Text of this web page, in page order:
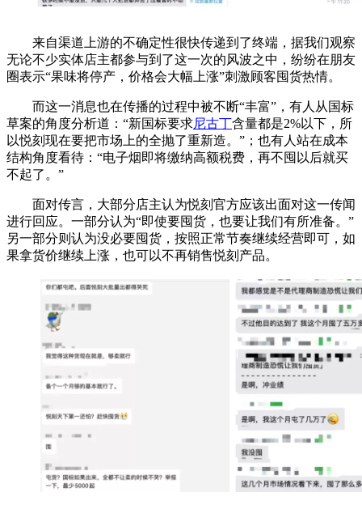
来自渠道上游的不确定性很快传递到了终端，据我们观察
无论不少实体店主都参与到了这一次的风波之中，纷纷在朋友
圈表示“果味将停产，价格会大幅上涨”刺激顾客囤货热情。
而这一消息也在传播的过程中被不断“丰富”，有人从国标
草案的角度分析道：“新国标要求尼古丁含量都是2%以下，所
以悦刻现在要把市场上的全抛了重新造。”；也有人站在成本
结构角度看待：“电子烟即将缴纳高额税费，再不囤以后就买
不起了。”
面对传言，大部分店主认为悦刻官方应该出面对这一传闻
进行回应。一部分认为“即使要囤货，也要让我们有所准备。”
另一部分则认为没必要囤货，按照正常节奏继续经营即可，如
果拿货价继续上涨，也可以不再销售悦刻产品。